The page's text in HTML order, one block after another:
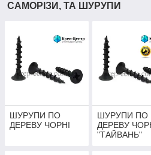
САМОРІЗИ, ТА ШУРУПИ
ШУРУПИ ПО
ДЕРЕВУ ЧОРНІ
ШУРУПИ ПО
ДЕРЕВУ
"ТАЙВАНЬ"